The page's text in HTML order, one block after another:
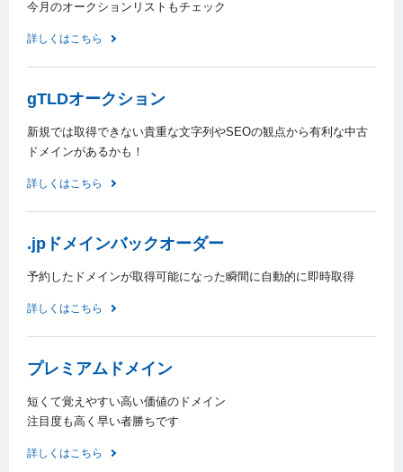
今月のオークションリストもチェック
詳しくはこちら
gTLDオークション
新規では取得できない貴重な文字列やSEOの観点から有利な中古
ドメインがあるかも！
詳しくはこちら
.jpドメインバックオーダー
予約したドメインが取得可能になった瞬間に自動的に即時取得
詳しくはこちら
プレミアムドメイン
短くて覚えやすい高い価値のドメイン
注目度も高く早い者勝ちです
詳しくはこちら